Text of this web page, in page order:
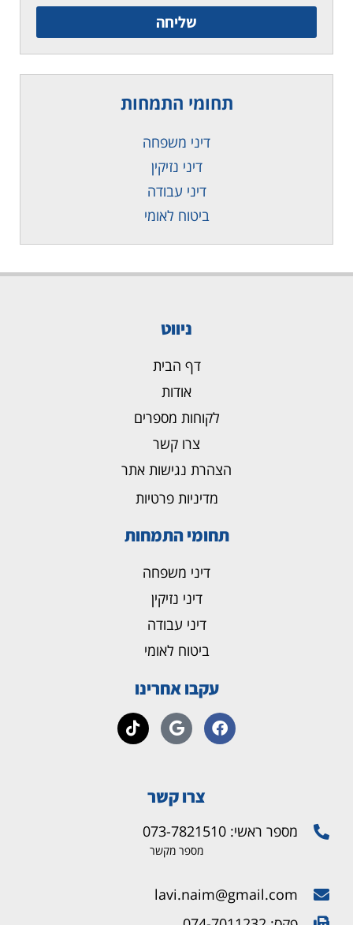
שליחה
תחומי התמחות
דיני משפחה
דיני נזיקין
דיני עבודה
ביטוח לאומי
ניווט
דף הבית
אודות
לקוחות מספרים
צרו קשר
הצהרת נגישות אתר
מדיניות פרטיות
תחומי התמחות
דיני משפחה
דיני נזיקין
דיני עבודה
ביטוח לאומי
עקבו אחרינו
צרו קשר
מספר ראשי: 073-7821510
מספר מקשר
lavi.naim@gmail.com